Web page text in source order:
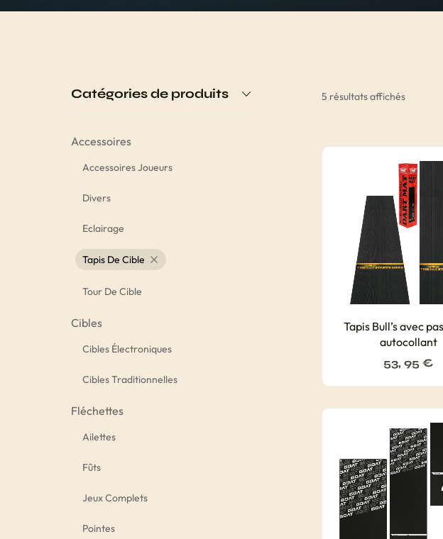
Catégories de produits
Accessoires
Accessoires Joueurs
Divers
Eclairage
Tapis De Cible
Tour De Cible
Cibles
Cibles Électroniques
Cibles Traditionnelles
Fléchettes
Ailettes
Fûts
Jeux Complets
Pointes
5 résultats affichés
Tapis Bull’s avec
autocollant
53, 95€